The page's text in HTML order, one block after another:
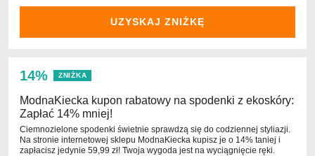
UZYSKAJ ZNIŻKĘ
14% ZNIŻKA
ModnaKiecka kupon rabatowy na spodenki z ekoskóry:
Zapłać 14% mniej!
Ciemnozielone spodenki świetnie sprawdzą się do codziennej styliazji.
Na stronie internetowej sklepu ModnaKiecka kupisz je o 14% taniej i
zapłacisz jedynie 59,99 zł! Twoja wygoda jest na wyciągnięcie ręki.